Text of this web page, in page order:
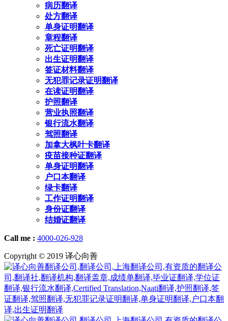
病历翻译
处方翻译
单身证明翻译
章程翻译
死亡证明翻译
出生证明翻译
签证材料翻译
无犯罪记录证明翻译
在读证明翻译
护照翻译
营业执照翻译
银行流水翻译
驾照翻译
加拿大枫叶卡翻译
疫苗接种证翻译
单身证明翻译
户口本翻译
绿卡翻译
工作证明翻译
身份证翻译
结婚证翻译
Call me : 4000-026-928
Copyright © 2019 译心向善